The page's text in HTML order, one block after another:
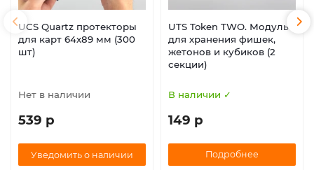
UCS Quartz протекторы
для карт 64х89 мм (300
шт)
Нет в наличии
539 р
Уведомить о наличии
UTS Token TWO. Модуль
для хранения фишек,
жетонов и кубиков (2
секции)
В наличии ✓
149 р
Подробнее